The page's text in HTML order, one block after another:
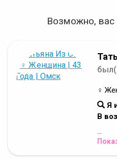
Возможно, вас
♀
Я
В